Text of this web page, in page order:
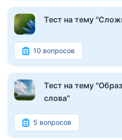
Тест на тему
10 вопросов
Тест на тему
слова"
5 вопросов